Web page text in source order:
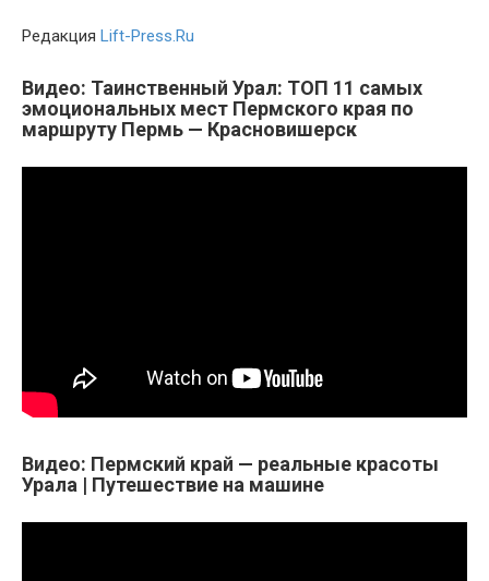
Редакция Lift-Press.Ru
Видео: Таинственный Урал: ТОП 11 самых
эмоциональных мест Пермского края по
маршруту Пермь — Красновишерск
Видео: Пермский край — реальные красоты
Урала | Путешествие на машине